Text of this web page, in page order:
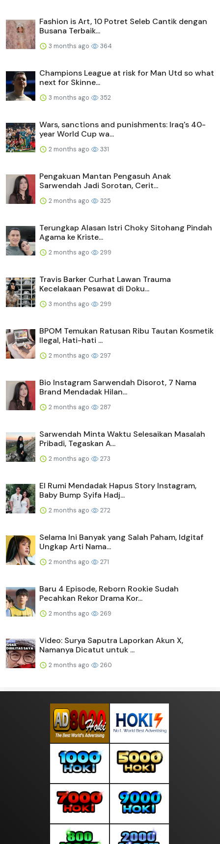
Fashion is Art, 10 Potret Seleb Cantik dengan
Busana Terbaik...
3 months ago 364
Champions League at risk for Man Utd so what
next for Skinne...
3 months ago 352
Wars, sanctions and punishments: Iraq's 40-
year World Cup wa...
2 months ago 331
Pengakuan Mantan Pengasuh Anak
Sarwendah Jadi Sorotan, Cerit...
2 months ago 325
Terungkap Alasan Istri Choky Sitohang Pindah
Agama ke Kriste...
2 months ago 299
Travis Barker Curhat Lawan Trauma
Kecelakaan Pesawat di Doku...
3 months ago 299
BPOM Temukan Ratusan Ribu Tautan Kosmetik
Ilegal, Hati-hati ...
2 months ago 297
Bio Instagram Sarwendah Disorot, 7 Nama
Brand Mendadak Hilan...
2 months ago 287
Sarwendah Minta Waktu Selesaikan Masalah
Pribadi, Tegaskan A...
2 months ago 273
El Rumi Mendadak Hapus Story Instagram,
Baby Bump Syifa Hadj...
2 months ago 272
Selama Ini Banyak yang Salah Paham, Idgitaf
Ungkap Arti Nama...
2 months ago 271
Baru 4 Episode, Reborn Rookie Sudah
Pecahkan Rekor Drama Kor...
2 months ago 269
Video: Surya Saputra Laporkan Akun X,
Namanya Dicatut untuk ...
2 months ago 260